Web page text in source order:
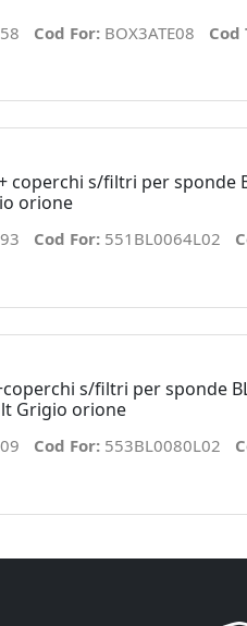
Cod For: BOX3ATE08 Cod
coperchi s/filtri per sponde
orione
Cod For: 551BL0064L02
s/filtri per sponde
Grigio orione
Cod For: 553BL0080L02